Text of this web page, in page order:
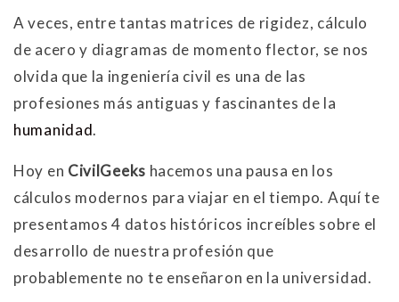
A veces, entre tantas matrices de rigidez, cálculo
de acero y diagramas de momento flector, se nos
olvida que la ingeniería civil es una de las
profesiones más antiguas y fascinantes de la
humanidad.
Hoy en CivilGeeks hacemos una pausa en los
cálculos modernos para viajar en el tiempo. Aquí te
presentamos 4 datos históricos increíbles sobre el
desarrollo de nuestra profesión que
probablemente no te enseñaron en la universidad.